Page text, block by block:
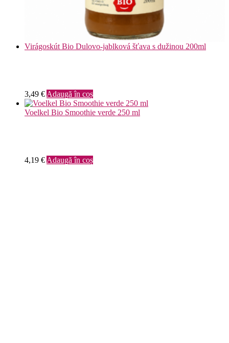
Virágoskút Bio Dulovo-jablková šťava s dužinou 200ml
3,49 € Adaugă în coș
Voelkel Bio Smoothie verde 250 ml
4,19 € Adaugă în coș